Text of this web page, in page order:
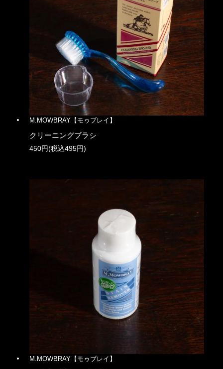
M.MOWBRAY【モゥブレイ】
クリーニングブラシ
450円(税込495円)
M.MOWBRAY【モゥブレイ】